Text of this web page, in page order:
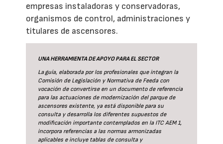
empresas instaladoras y conservadoras,
organismos de control, administraciones y
titulares de ascensores.
UNA HERRAMIENTA DE APOYO PARA EL SECTOR
La guía, elaborada por los profesionales que integran la
Comisión de Legislación y Normativa de Feeda con
vocación de convertirse en un documento de referencia
para las actuaciones de modernización del parque de
ascensores existente, ya está disponible para su
consulta y desarrolla los diferentes supuestos de
modificación importante contemplados en la ITC AEM 1,
incorpora referencias a las normas armonizadas
aplicables e incluye tablas de consulta y